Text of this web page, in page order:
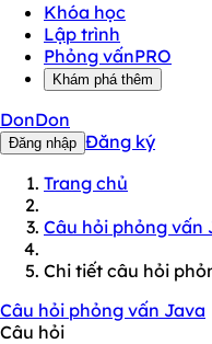
Khóa học
Lập trình
Phỏng vấnPRO
Khám phá thêm
DonDon
Đăng nhập Đăng ký
Trang chủ
Câu hỏi phỏng vấn
Chi tiết câu hỏi
Câu hỏi phỏng vấn Java
Câu hỏi